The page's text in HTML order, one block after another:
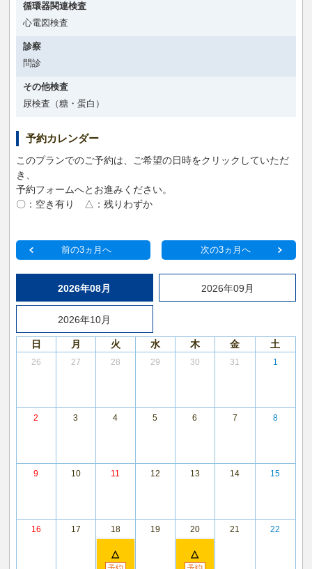
循環器関連検査
心電図検査
診察
問診
その他検査
尿検査（糖・蛋白）
予約カレンダー
このプランでのご予約は、ご希望の日時をクリックしていただ
き、
予約フォームへとお進みください。
〇：空き有り △：残りわずか
前の3ヵ月へ 次の3ヵ月へ
2026年08月 2026年09月
2026年10月
日 月 火 水 木 金 土
26 27 28 29 30 31 1
2 3 4 5 6 7 8
9 10 11 12 13 14 15
16 17 18
△
19 20
△
21 22